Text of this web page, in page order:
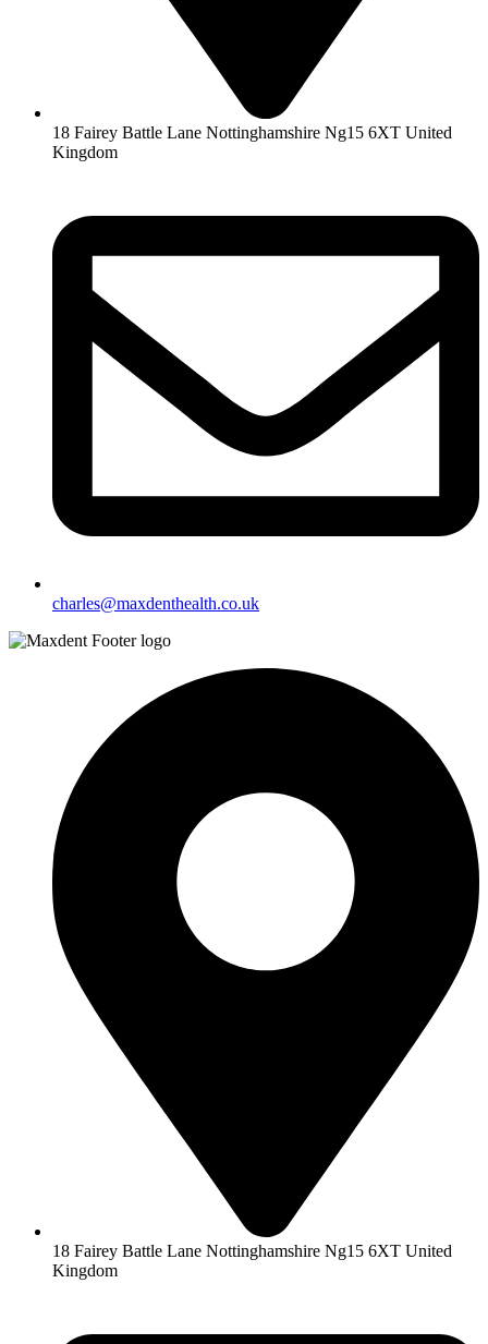
18 Fairey Battle Lane Nottinghamshire Ng15 6XT United
Kingdom
charles@maxdenthealth.co.uk
18 Fairey Battle Lane Nottinghamshire Ng15 6XT United
Kingdom